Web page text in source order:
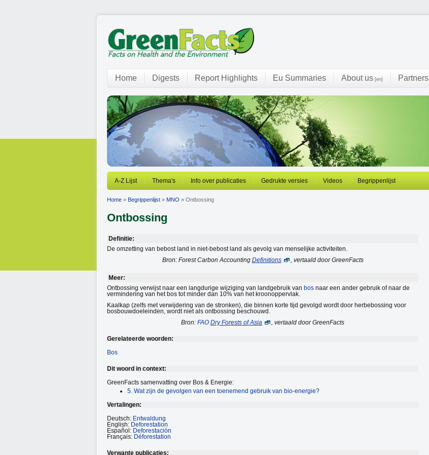
Home Digests Report Highlights Eu Summaries About us [en] Partners
A-Z Lijst Thema's Info over publicaties Gedrukte versies Videos Begrippenlijst
Home » Begrippenlijst » MNO » Ontbossing
Ontbossing
Definitie:
De omzetting van bebost land in niet-bebost land als gevolg van menselijke activiteiten.
Bron: Forest Carbon Accounting Definitions , vertaald door GreenFacts
Meer:
Ontbossing verwijst naar een langdurige wijziging van landgebruik van bos naar een ander gebruik of naar de
vermindering van het bos tot minder dan 10% van het kroonoppervlak.
Kaalkap (zelfs met verwijdering van de stronken), die binnen korte tijd gevolgd wordt door herbebossing voor
bosbouwdoeleinden, wordt niet als ontbossing beschouwd.
Bron: FAO Dry Forests of Asia , vertaald door GreenFacts
Gerelateerde woorden:
Bos
Dit woord in context:
GreenFacts samenvatting over Bos & Energie:
5. Wat zijn de gevolgen van een toenemend gebruik van bio-energie?
Vertalingen:
Deutsch: Entwaldung
English: Deforestation
Español: Deforestación
Français: Déforestation
Verwante publicaties: